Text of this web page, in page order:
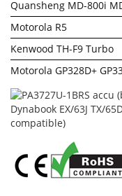
Quansheng MD-800i
Motorola R5
Kenwood TH-F9 Turbo
Motorola GP328D+